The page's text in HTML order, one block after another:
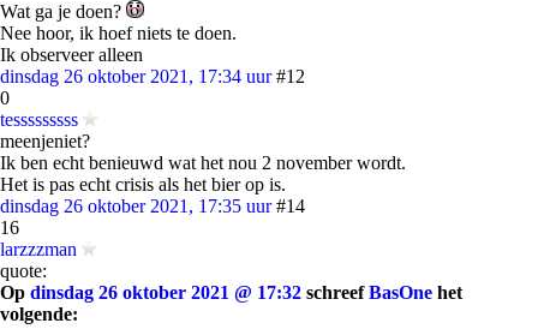
Wat ga je doen?
Nee hoor, ik hoef niets te doen.
Ik observeer alleen
dinsdag 26 oktober 2021, 17:34 uur #12
0
tesssssssss
meenjeniet?
Ik ben echt benieuwd wat het nou 2 november wordt.
Het is pas echt crisis als het bier op is.
dinsdag 26 oktober 2021, 17:35 uur #14
16
larzzzman
quote:
Op dinsdag 26 oktober 2021 @ 17:32 schreefBasOne het
volgende: